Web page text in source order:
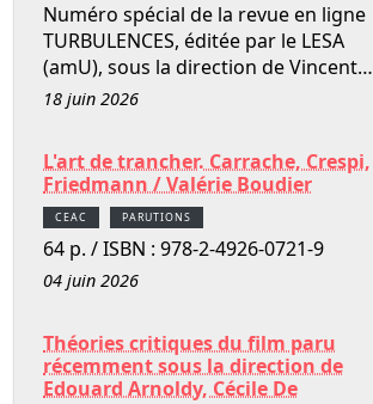
Numéro spécial de la revue en ligne
TURBULENCES, éditée par le LESA
(amU), sous la direction de Vincent…
18 juin 2026
L'art de trancher. Carrache, Crespi,
Friedmann / Valérie Boudier
CEAC PARUTIONS
64 p. / ISBN : 978-2-4926-0721-9
04 juin 2026
Théories critiques du film paru
récemment sous la direction de
Edouard Arnoldy, Cécile De